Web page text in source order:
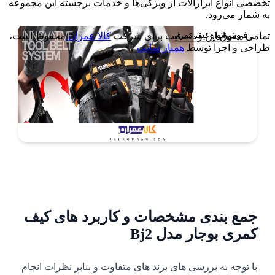
جمع بندی مشخصات و کاربرد های کیف
کمری بوجار مدل Bj2
با توجه به بررسی های برند های متفاوت و بنابر نظرات انجام
تخصصی انواع ابزارآلات از ویژگی‌ها و خدمات برجسته این مجموعه
به شمار می‌رود.
تمامی حقوق این وب‌سایت برای شرکتکالا عمرانمحفوظ است،
طراحی و اجرا توسطهمیار سایت